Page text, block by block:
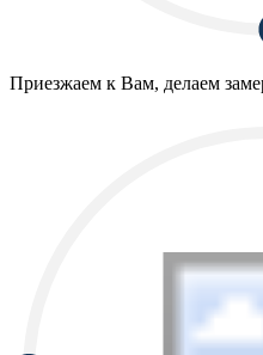
Приезжаем к Вам, делаем